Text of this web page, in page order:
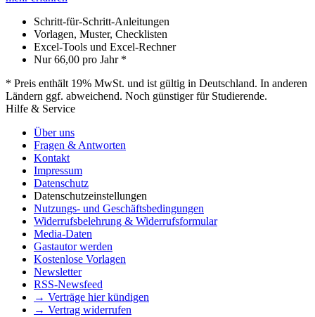
Schritt-für-Schritt-Anleitungen
Vorlagen, Muster, Checklisten
Excel-Tools und Excel-Rechner
Nur66,00 pro Jahr *
* Preis enthält 19% MwSt. und ist gültig in Deutschland. In anderen
Ländern ggf. abweichend. Noch günstiger für Studierende.
Hilfe & Service
Über uns
Fragen & Antworten
Kontakt
Impressum
Datenschutz
Datenschutzeinstellungen
Nutzungs- und Geschäftsbedingungen
Widerrufsbelehrung & Widerrufsformular
Media-Daten
Gastautor werden
Kostenlose Vorlagen
Newsletter
RSS-Newsfeed
→ Verträge hier kündigen
→ Vertrag widerrufen